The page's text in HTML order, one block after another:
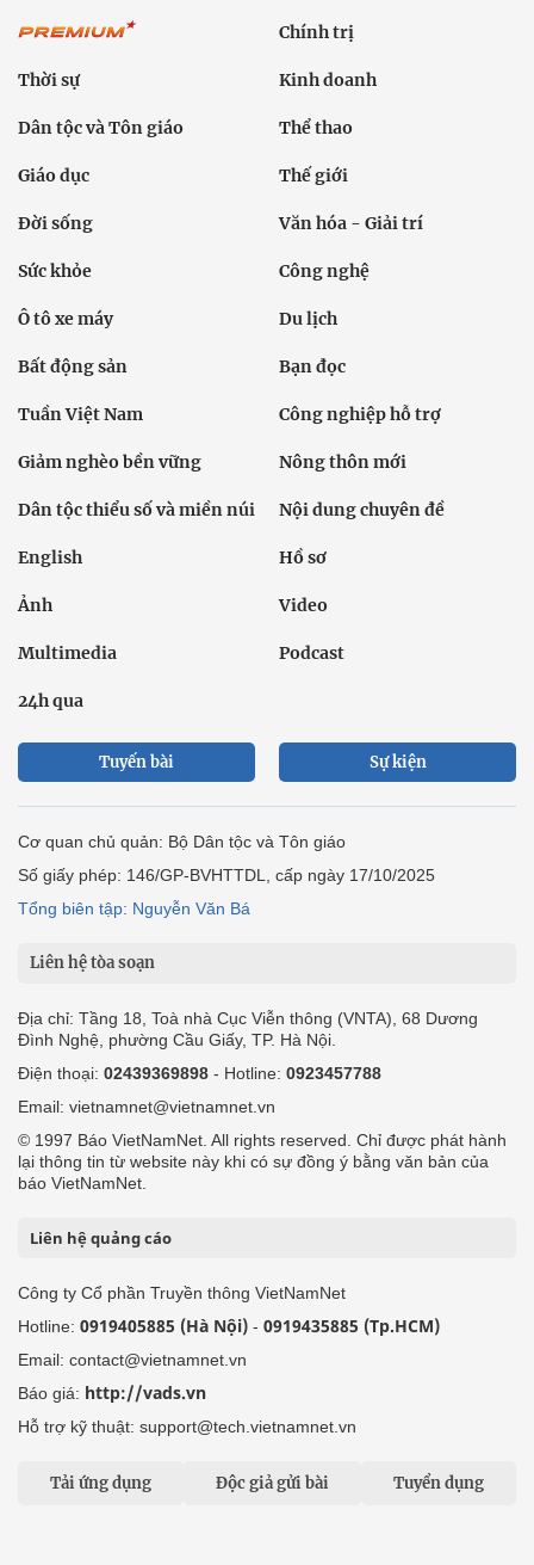
Chính trị
Thời sự Kinh doanh
Dân tộc và Tôn giáo Thể thao
Giáo dục Thế giới
Đời sống Văn hóa - Giải trí
Sức khỏe Công nghệ
Ô tô xe máy Du lịch
Bất động sản Bạn đọc
Tuần Việt Nam Công nghiệp hỗ trợ
Giảm nghèo bền vững Nông thôn mới
Dân tộc thiểu số và miền núi Nội dung chuyên đề
English Hồ sơ
Ảnh Video
Multimedia Podcast
24h qua
Tuyến bài Sự kiện
Cơ quan chủ quản: Bộ Dân tộc và Tôn giáo
Số giấy phép: 146/GP-BVHTTDL, cấp ngày 17/10/2025
Tổng biên tập: Nguyễn Văn Bá
Liên hệ tòa soạn
Địa chỉ: Tầng 18, Toà nhà Cục Viễn thông (VNTA), 68 Dương
Đình Nghệ, phường Cầu Giấy, TP. Hà Nội.
Điện thoại: 02439369898 - Hotline: 0923457788
Email: vietnamnet@vietnamnet.vn
© 1997 Báo VietNamNet. All rights reserved. Chỉ được phát hành
lại thông tin từ website này khi có sự đồng ý bằng văn bản của
báo VietNamNet.
Liên hệ quảng cáo
Công ty Cổ phần Truyền thông VietNamNet
Hotline: 0919405885 (Hà Nội) - 0919435885 (Tp.HCM)
Email: contact@vietnamnet.vn
Báo giá: http://vads.vn
Hỗ trợ kỹ thuật: support@tech.vietnamnet.vn
Tải ứng dụng Độc giả gửi bài Tuyển dụng